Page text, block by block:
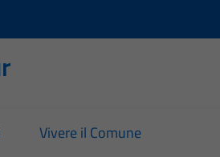
Vivere il Comune